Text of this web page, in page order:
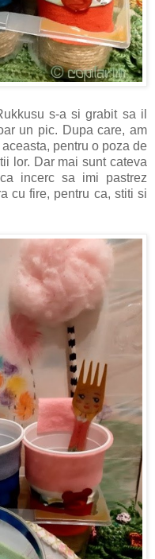
s-a si grabit sa il
un pic. Dupa care, am
pentru o poza de
lor. Dar mai sunt cateva
incerc sa imi pastrez
cu fire, pentru ca, stiti si